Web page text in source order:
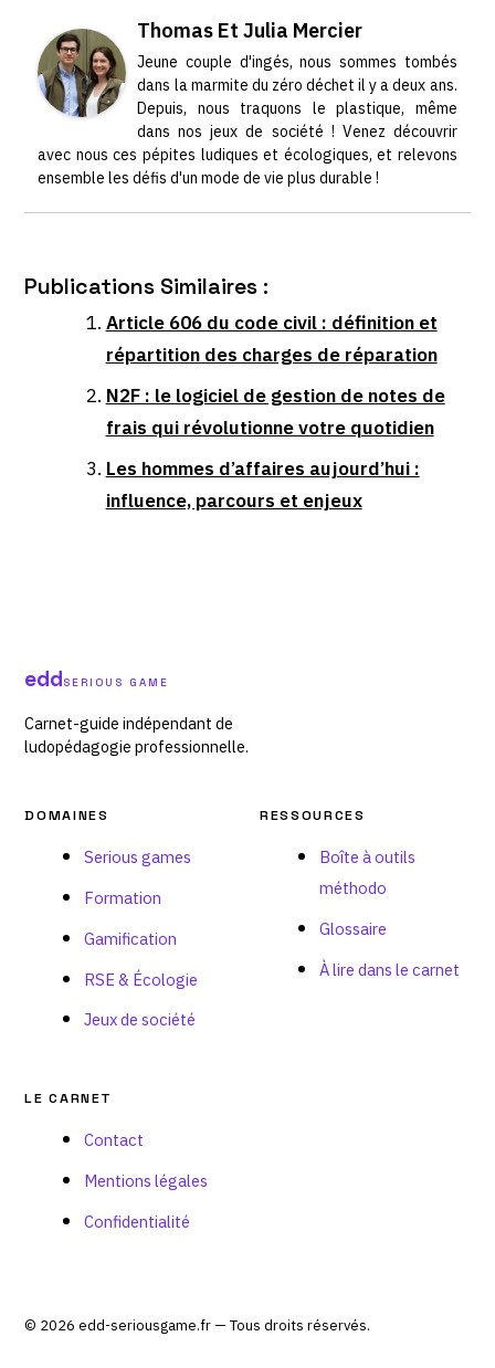
Thomas Et Julia Mercier
Jeune couple d'ingés, nous sommes tombés
dans la marmite du zéro déchet il y a deux ans.
Depuis, nous traquons le plastique, même
dans nos jeux de société ! Venez découvrir
avec nous ces pépites ludiques et écologiques, et relevons
ensemble les défis d'un mode de vie plus durable !
Publications Similaires :
Article 606 du code civil : définition et
répartition des charges de réparation
N2F : le logiciel de gestion de notes de
frais qui révolutionne votre quotidien
Les hommes d’affaires aujourd’hui :
influence, parcours et enjeux
eddSERIOUS GAME
Carnet-guide indépendant de
ludopédagogie professionnelle.
DOMAINES
Serious games
Formation
Gamification
RSE & Écologie
Jeux de société
RESSOURCES
Boîte à outils
méthodo
Glossaire
À lire dans le carnet
LE CARNET
Contact
Mentions légales
Confidentialité
© 2026 edd-seriousgame.fr — Tous droits réservés.